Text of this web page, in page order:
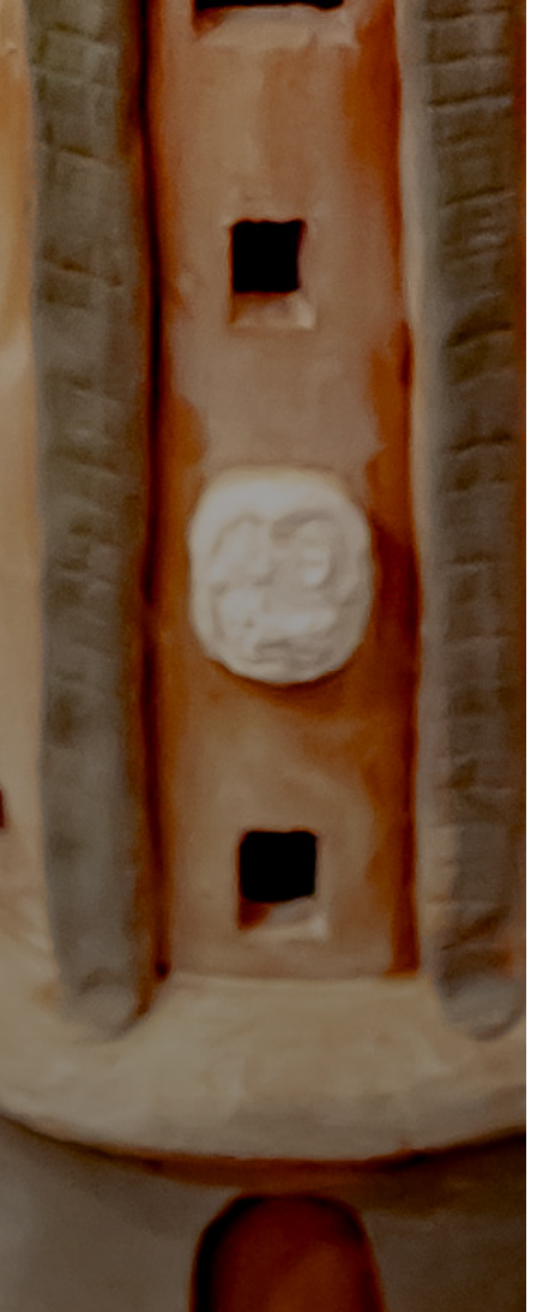
KONCEPCIÓK
BEJELENTŐ
VÁROSHÁZA
ÖNKORMÁNYZAT
TESTÜLET
VÁROSRENDÉSZET
TÁJÉKOZTATÓK
ÁTLÁTHATÓSÁG
CÉGEK
ÉS
INTÉZMÉNYEK
NYOMTATVÁNYOK